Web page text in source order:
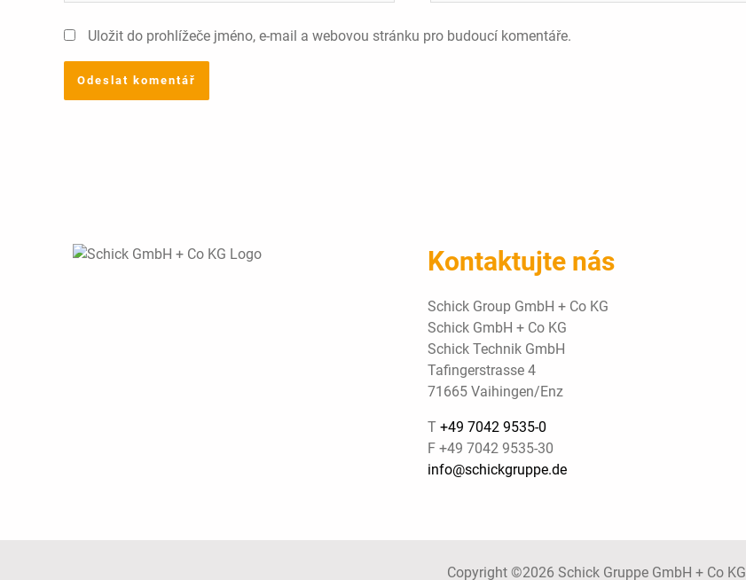
Uložit do prohlížeče jméno, e-mail a webovou stránku pro budoucí komentáře.
Kontaktujte nás
Schick Group GmbH + Co KG
Schick GmbH + Co KG
Schick Technik GmbH
Tafingerstrasse 4
71665 Vaihingen/Enz
T +49 7042 9535-0
F +49 7042 9535-30
info@schickgruppe.de
Copyright ©2026 Schick Gruppe GmbH + Co KG